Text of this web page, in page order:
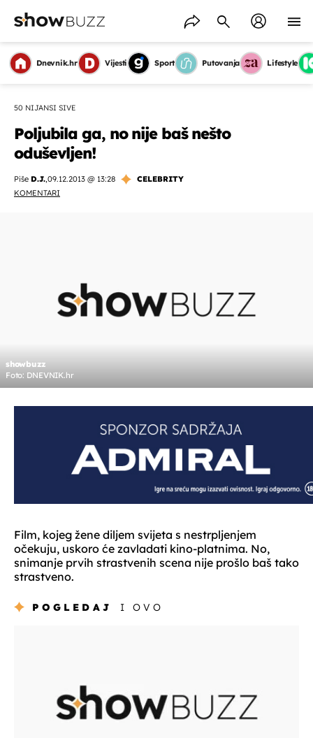
Dnevnik.hr Vijesti Sport Putovanja Lifestyle
50 NIJANSI SIVE
Poljubila ga, no nije baš nešto
oduševljen!
Piše D.J.,09.12.2013 @ 13:28
CELEBRITY
KOMENTARI
showbuzz
Foto: DNEVNIK.hr
Film, kojeg žene diljem svijeta s nestrpljenjem
očekuju, uskoro će zavladati kino-platnima. No,
snimanje prvih strastvenih scena nije prošlo baš tako
strastveno.
POGLEDAJ I OVO